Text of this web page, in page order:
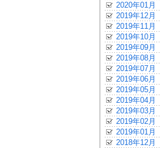
2020年01月
2019年12月
2019年11月
2019年10月
2019年09月
2019年08月
2019年07月
2019年06月
2019年05月
2019年04月
2019年03月
2019年02月
2019年01月
2018年12月